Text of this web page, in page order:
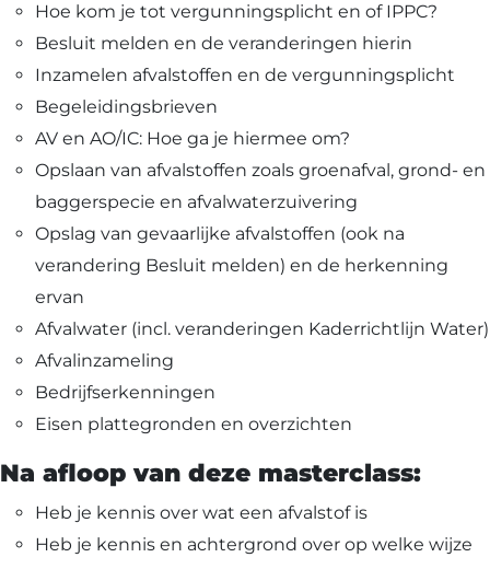
Hoe kom je tot vergunningsplicht en of IPPC?
Besluit melden en de veranderingen hierin
Inzamelen afvalstoffen en de vergunningsplicht
Begeleidingsbrieven
AV en AO/IC: Hoe ga je hiermee om?
Opslaan van afvalstoffen zoals groenafval, grond- en
baggerspecie en afvalwaterzuivering
Opslag van gevaarlijke afvalstoffen (ook na
verandering Besluit melden) en de herkenning
ervan
Afvalwater (incl. veranderingen Kaderrichtlijn Water)
Afvalinzameling
Bedrijfserkenningen
Eisen plattegronden en overzichten
Na afloop van deze masterclass:
Heb je kennis over wat een afvalstof is
Heb je kennis en achtergrond over op welke wijze
Naam*
m
a
l
*
Selectievakjes*
Hierbij accepteer ik dat ik via dit e-
mailadres nieuwsbrieven ontvang en
akkoord ga met het privacybeleid van
Lybrae Academie
Vraag nu de opleidingsgids aan